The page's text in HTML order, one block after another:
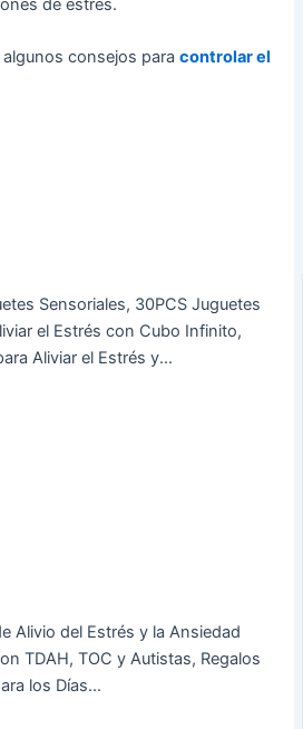
de estrés.
consejos paracontrolar el
Sensoriales, 30PCS Juguetes
el Estrés con Cubo Infinito,
Aliviar el Estrés y...
Alivio del Estrés y la Ansiedad
TDAH, TOC y Autistas, Regalos
los Días...